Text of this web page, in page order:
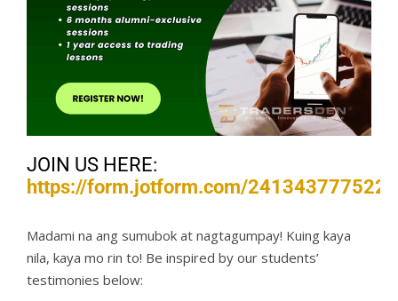
JOIN US HERE:
https://form.jotform.com/
Madami na ang sumubok at nagtagumpay! Kuing kaya
nila, kaya mo rin to! Be inspired by our students’
testimonies below: